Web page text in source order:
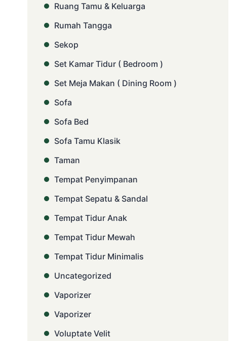
Ruang Tamu & Keluarga
Rumah Tangga
Sekop
Set Kamar Tidur ( Bedroom )
Set Meja Makan ( Dining Room )
Sofa
Sofa Bed
Sofa Tamu Klasik
Taman
Tempat Penyimpanan
Tempat Sepatu & Sandal
Tempat Tidur Anak
Tempat Tidur Mewah
Tempat Tidur Minimalis
Uncategorized
Vaporizer
Vaporizer
Voluptate Velit